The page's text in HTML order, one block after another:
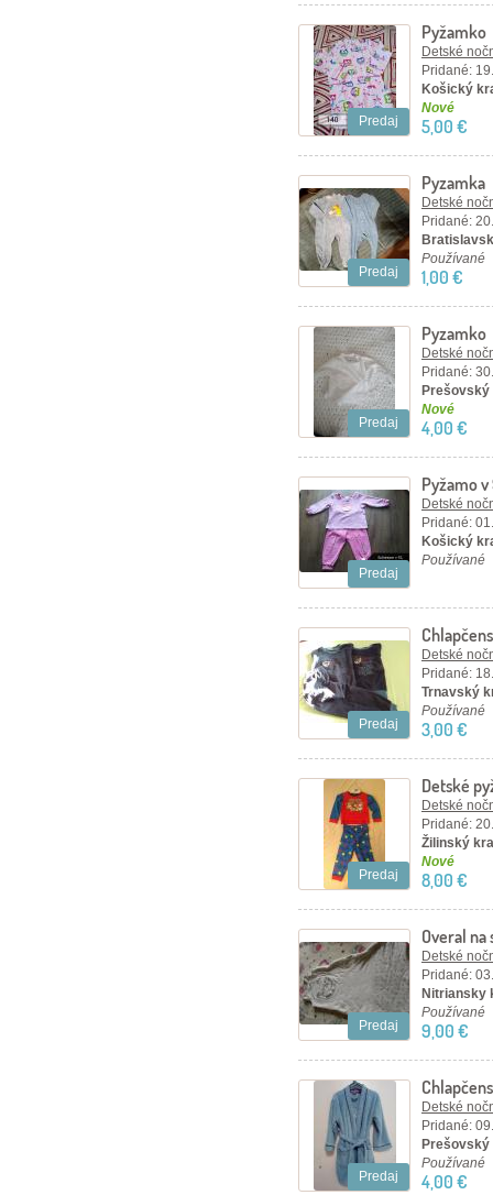
Predaj
Pyžamko
Detské
Pridané:
Košický
Nové
5,00 €
Predaj
Pyzamka
Detské
Pridané:
Používané
1,00 €
Predaj
Pyzamko
Detské
Pridané:
Prešovský
Nové
4,00 €
Predaj
Pyžamo
Detské
Pridané:
Košický
Používané
Predaj
Detské
Pridané:
Trnavský
Používané
3,00 €
Predaj
Detské
Detské
Pridané:
Žilinský
Nové
8,00 €
Predaj
Overal na
Detské
Pridané:
Nitriansky
Používané
9,00 €
Predaj
Detské
Pridané:
Prešovský
Používané
4,00 €